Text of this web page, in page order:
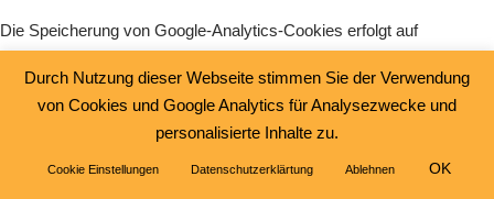
Die Speicherung von Google-Analytics-Cookies erfolgt auf
Grundlage von Art. 6 Abs. 1 lit. f DSGVO. Der Websitebetreiber hat
ein berechtigtes Interesse an der Analyse des Nutzerverhaltens, um
sowohl sein Webangebot als auch seine Werbung zu optimieren.
Durch Nutzung dieser Webseite stimmen Sie der Verwendung
von Cookies und Google Analytics für Analysezwecke und
personalisierte Inhalte zu.
Cookie Einstellungen Datenschutzerklärtung Ablehnen OK